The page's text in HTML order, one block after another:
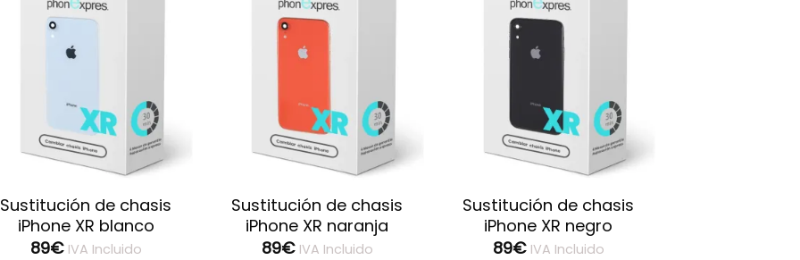
Sustitución de chasis
iPhone XR blanco
89€ IVA Incluido
Sustitución de chasis
iPhone XR naranja
89€ IVA Incluido
Sustitución de chasis
iPhone XR negro
89€ IVA Incluido